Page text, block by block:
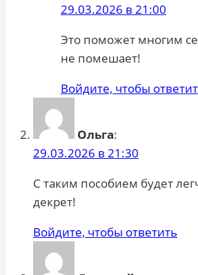
29.03.2026 в 21:00
Это поможет многим
не помешает!
Войдите, чтобы
Ольга:
29.03.2026 в 21:30
С таким пособием будет
декрет!
Войдите, чтобы ответить